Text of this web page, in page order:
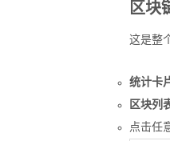
区块
这是整
统计卡
区块列
点击任